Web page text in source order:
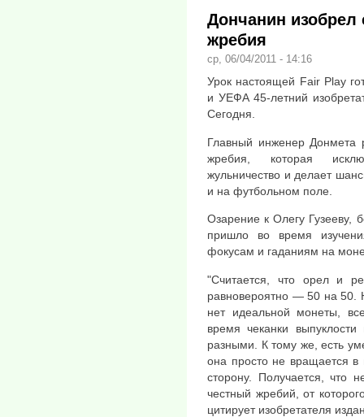
Дончанин
жребия
ср, 06/04/2011 - 14:16
Урок настоящей Fair Play
и УЕФА 45-летний
Сегодня.
Главный инженер Донмета
жребия, которая
жульничество и делает
и на футбольном поле.
Озарение к Олегу Гузееву,
пришло во время
фокусам и гаданиям на
"Считается, что орел и
равновероятно — 50 на 50.
нет идеальной монеты,
время чеканки
разными. К тому же, есть
она просто не вращается
сторону. Получается, что
честный жребий, от
цитирует изобретателя